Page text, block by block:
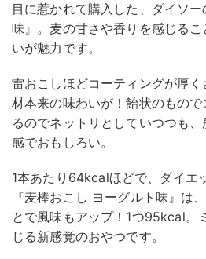
目に惹かれて購入した、ダイソ
味』。麦の甘さや香りを感じる
いが魅力です。
雷おこしほどコーティングが厚
材本来の味わいが！飴状のもの
るのでネットリとしていつつも
感でおもしろい。
1本あたり64kcalほどで、ダイエ
『麦棒おこし ヨーグルト味』は
とで風味もアップ！1つ95kcal。
じる新感覚のおやつです。